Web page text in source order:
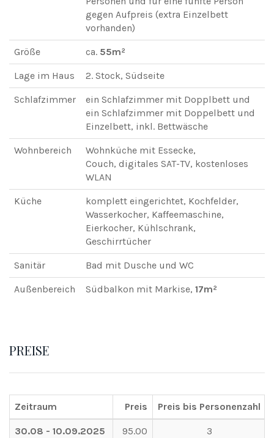
gegen Aufpreis (extra Einzelbett
vorhanden)
Größe ca. 55m²
Lage im Haus 2. Stock, Südseite
Schlafzimmer
ein Schlafzimmer mit Dopplbett und
ein Schlafzimmer mit Doppelbett und
Einzelbett, inkl. Bettwäsche
Wohnbereich
Wohnküche mit Essecke,
Couch, digitales SAT-TV, kostenloses
WLAN
Küche
komplett eingerichtet, Kochfelder,
Wasserkocher, Kaffeemaschine,
Eierkocher, Kühlschrank,
Geschirrtücher
Sanitär Bad mit Dusche und WC
Außenbereich Südbalkon mit Markise, 17m²
PREISE
Zeitraum Preis Preis bis Personenzahl
30.08 - 10.09.2025 95.00 3